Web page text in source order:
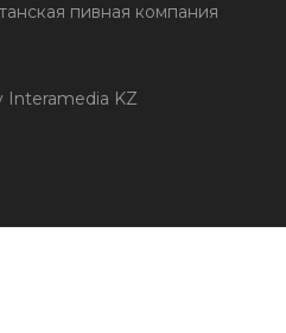
пивная компания
Interamedia KZ